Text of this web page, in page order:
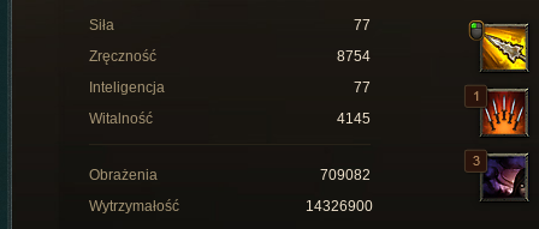
Siła
77
Zręczność
8754
Inteligencja
77
Witalność
4145
Obrażenia
709082
Wytrzymałość
14326900